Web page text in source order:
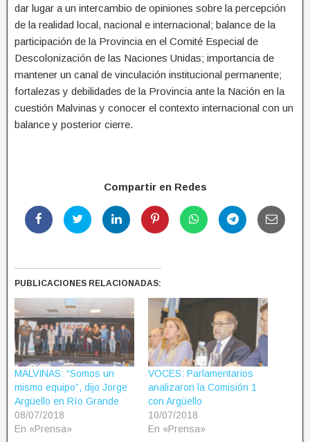
dar lugar a un intercambio de opiniones sobre la percepción
de la realidad local, nacional e internacional; balance de la
participación de la Provincia en el Comité Especial de
Descolonización de las Naciones Unidas; importancia de
mantener un canal de vinculación institucional permanente;
fortalezas y debilidades de la Provincia ante la Nación en la
cuestión Malvinas y conocer el contexto internacional con un
balance y posterior cierre.
Compartir en Redes
PUBLICACIONES RELACIONADAS:
MALVINAS: “Somos un
mismo equipo”, dijo Jorge
Argüello en Río Grande
08/07/2018
En «Prensa»
VOCES: Parlamentarios
analizaron la Comisión 1
con Argüello
10/07/2018
En «Prensa»